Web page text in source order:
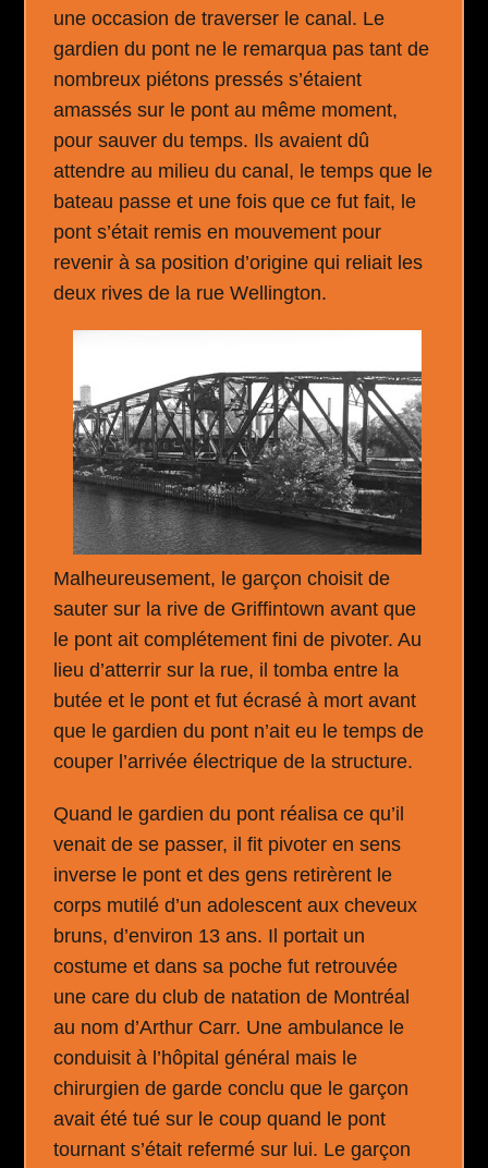
une occasion de traverser le canal. Le
gardien du pont ne le remarqua pas tant de
nombreux piétons pressés s’étaient
amassés sur le pont au même moment,
pour sauver du temps. Ils avaient dû
attendre au milieu du canal, le temps que le
bateau passe et une fois que ce fut fait, le
pont s’était remis en mouvement pour
revenir à sa position d’origine qui reliait les
deux rives de la rue Wellington.
Malheureusement, le garçon choisit de
sauter sur la rive de Griffintown avant que
le pont ait complétement fini de pivoter. Au
lieu d’atterrir sur la rue, il tomba entre la
butée et le pont et fut écrasé à mort avant
que le gardien du pont n’ait eu le temps de
couper l’arrivée électrique de la structure.
Quand le gardien du pont réalisa ce qu’il
venait de se passer, il fit pivoter en sens
inverse le pont et des gens retirèrent le
corps mutilé d’un adolescent aux cheveux
bruns, d’environ 13 ans. Il portait un
costume et dans sa poche fut retrouvée
une care du club de natation de Montréal
au nom d’Arthur Carr. Une ambulance le
conduisit à l’hôpital général mais le
chirurgien de garde conclu que le garçon
avait été tué sur le coup quand le pont
tournant s’était refermé sur lui. Le garçon